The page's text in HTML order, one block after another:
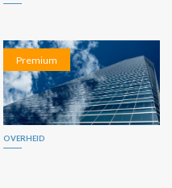
Premium
OVERHEID